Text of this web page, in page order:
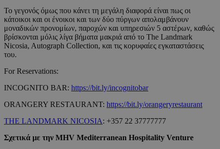
Το γεγονός όμως που κάνει τη μεγάλη διαφορά είναι πως οι
κάτοικοι και οι ένοικοι και των δύο πύργων απολαμβάνουν
μοναδικών προνομίων, παροχών και υπηρεσιών 5 αστέρων, καθώς
βρίσκονται μόλις λίγα βήματα μακριά από το The Landmark
Nicosia, Autograph Collection, και τις κορυφαίες εγκαταστάσεις
του.
For Reservations:
INCOGNITO BAR: https://bit.ly/incognitobar
ORANGERY RESTAURANT: https://bit.ly/orangeryrestaurant
THE LANDMARK NICOSIA: +357 22 37777777
Σχετικά με την MHV Mediterranean Hospitality Venture